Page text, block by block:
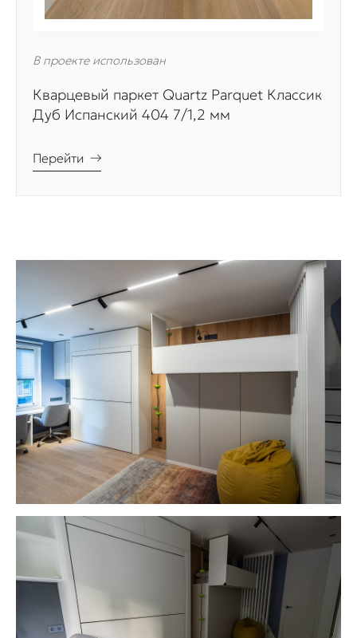
В проекте использован
Кварцевый паркет Quartz Parquet Классик
Дуб Испанский 404 7/1,2 мм
Перейти →